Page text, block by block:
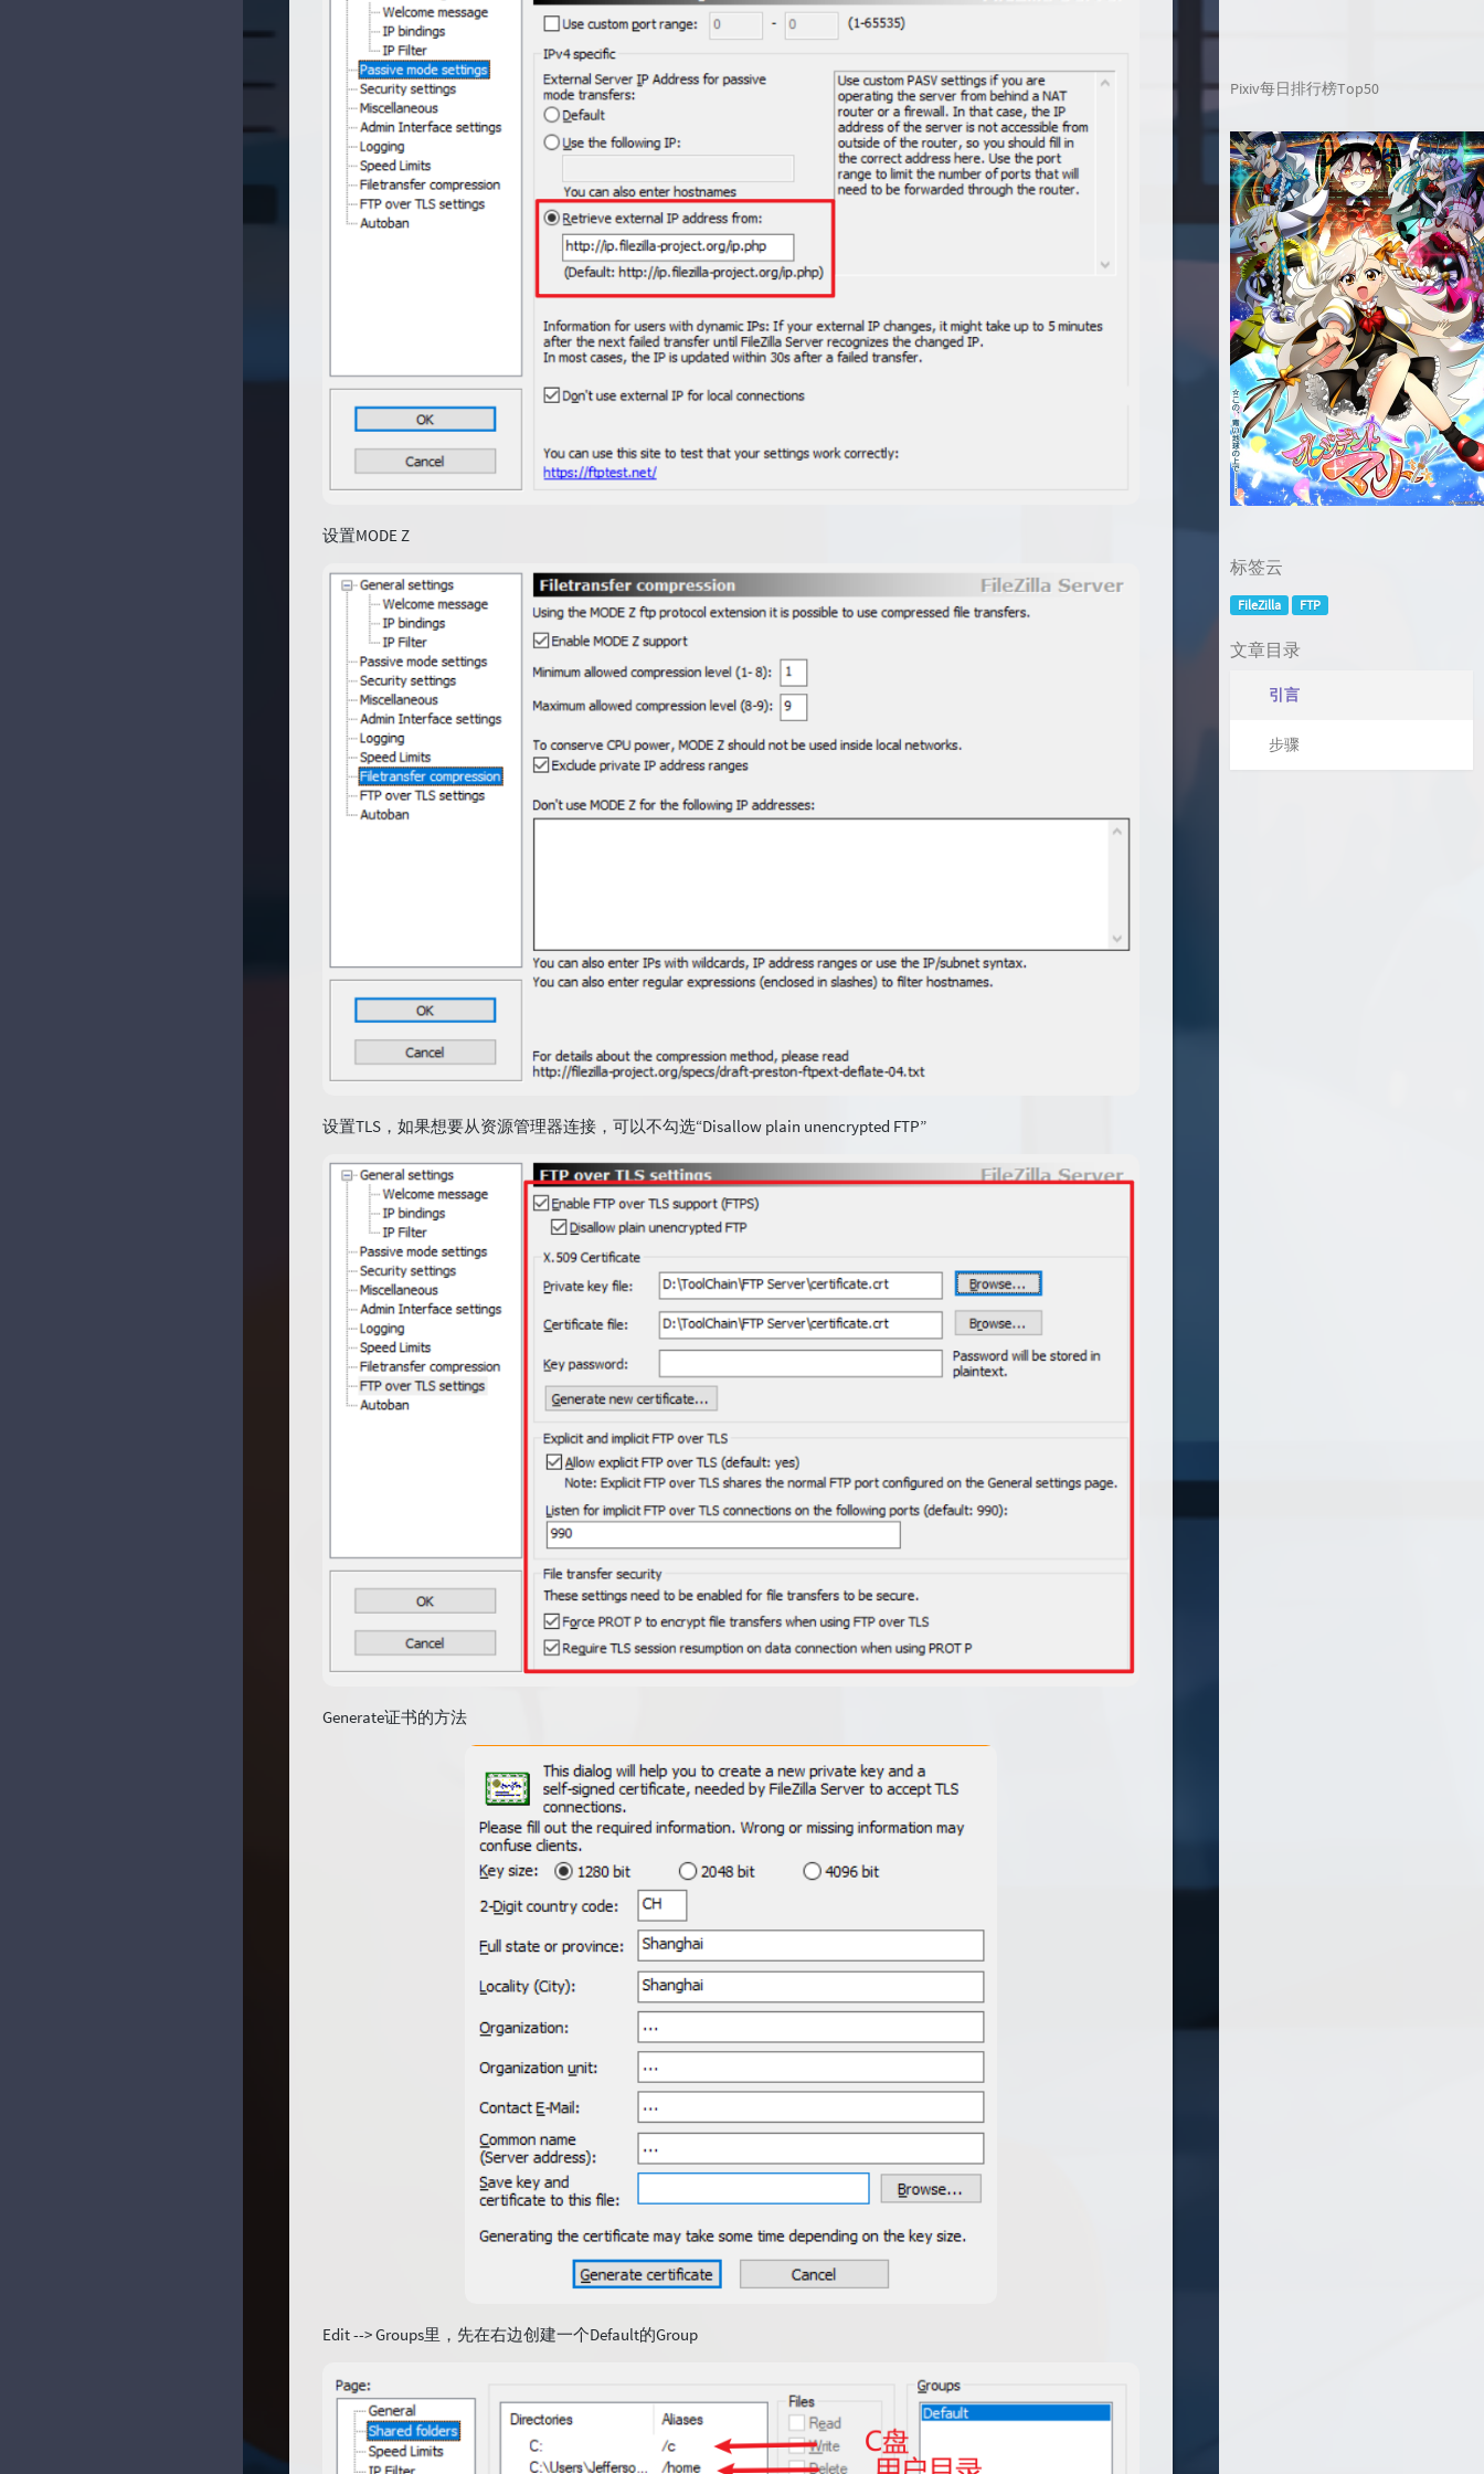
设置MODE Z
设置TLS，如果想要从资源管理器连接，可以不勾选“Disallow plain unencrypted FTP”
Generate证书的方法
Edit --> Groups里，先在右边创建一个Default的Group
Pixiv每日排行榜Top50
标签云
FileZilla FTP
文章目录
引言
步骤